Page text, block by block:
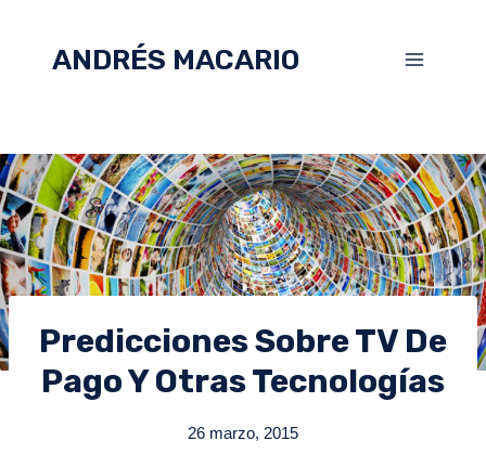
ANDRÉS MACARIO
Predicciones Sobre TV De
Pago Y Otras Tecnologías
26 marzo, 2015